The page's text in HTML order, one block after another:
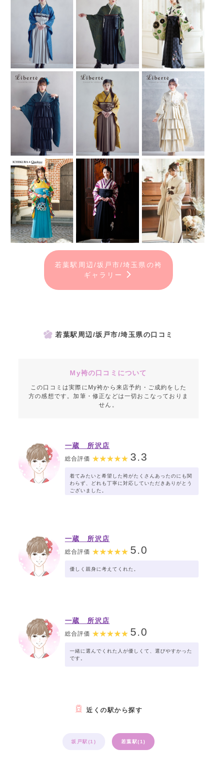
若葉駅周辺/坂戸市/埼玉県の袴
ギャラリー
若葉駅周辺/坂戸市/埼玉県の口コミ
My袴の口コミについて
この口コミは実際にMy袴から来店予約・ご成約をした
方の感想です。加筆・修正などは一切おこなっておりま
せん。
一蔵 所沢店
総合評価 3.3
着てみたいと希望した袴がたくさんあったのにも関
わらず、どれも丁寧に対応していただきありがとう
ございました。
一蔵 所沢店
総合評価 5.0
優しく親身に考えてくれた。
一蔵 所沢店
総合評価 5.0
一緒に選んでくれた人が優しくて、選びやすかった
です。
近くの駅から探す
坂戸駅(1) 若葉駅(1)